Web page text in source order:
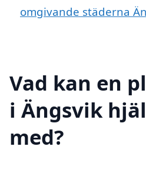
omgivande städerna
Vad kan en
i Ängsvik
med?